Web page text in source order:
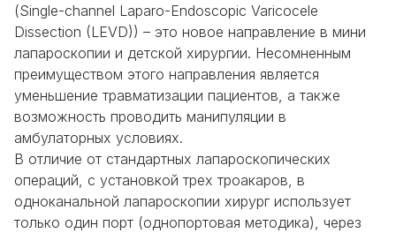
(Single-channel Laparo-Endoscopic Varicocele
Dissection (LEVD)) – это новое направление в мини
лапароскопии и детской хирургии. Несомненным
преимуществом этого направления является
уменьшение травматизации пациентов, а также
возможность проводить манипуляции в
амбулаторных условиях.
В отличие от стандартных лапароскопических
операций, с установкой трех троакаров, в
одноканальной лапароскопии хирург использует
только один порт (однопортовая методика), через